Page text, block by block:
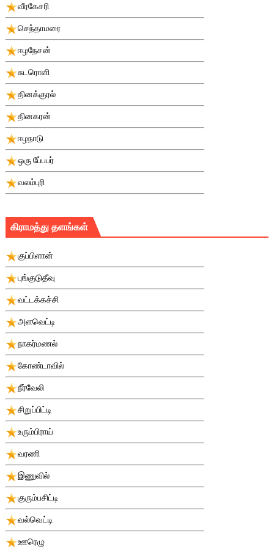
வீரகேசரி
செந்தாமரை
ஈழநேசன்
சுடரொளி
தினக்குரல்
தினகரன்
ஈழநாடு
ஒரு பே்பபர்
வலம்புரி
கிராமத்து தளங்கள்
குப்பிளான்
புங்குடுதீவு
வட்டக்கச்சி
அளவெட்டி
நாகர்மணல்
கோண்டாவில்
நீர்வேலி
சிறுப்பிட்டி
உரும்பிராய்
வரணி
இணுவில்
குரும்பசிட்டி
வல்வெட்டி
ஊரெழு